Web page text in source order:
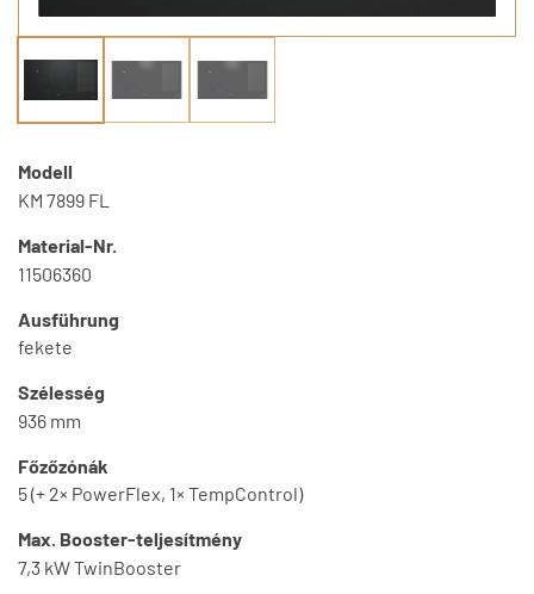
Modell
KM 7899 FL
Material-Nr.
11506360
Ausführung
fekete
Szélesség
936 mm
Főzőzónák
5 (+ 2× PowerFlex, 1× TempControl)
Max. Booster-teljesítmény
7,3 kW TwinBooster